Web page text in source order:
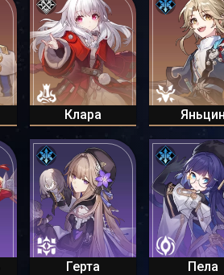
Клара
Герта Пела